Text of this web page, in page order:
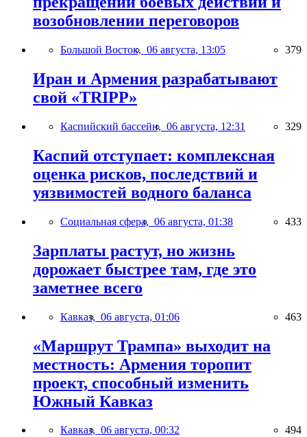
возобновлении переговоров
Большой Восток, 06 августа, 13:05 379
Иран и Армения разрабатывают
свой «TRIPP»
Каспийский бассейн, 06 августа, 12:31 329
Каспий отступает: комплексная
оценка рисков, последствий и
уязвимостей водного баланса
Социальная сфера, 06 августа, 01:38 433
Зарплаты растут, но жизнь
дорожает быстрее там, где это
заметнее всего
Кавказ, 06 августа, 01:06 463
«Маршрут Трампа» выходит на
местность: Армения торопит
проект, способный изменить
Южный Кавказ
Кавказ, 06 августа, 00:32 494